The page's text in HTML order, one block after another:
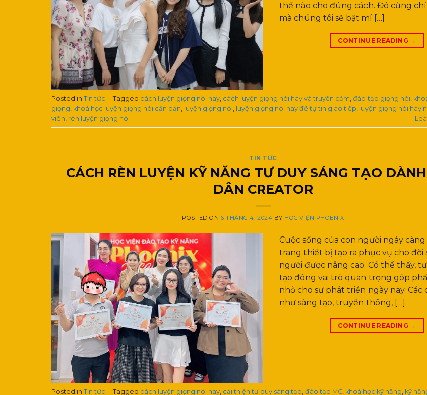
thế nào cho đúng cách. Đó cũng
mà chúng tôi sẽ bật mí […]
CONTINUE READING →
Posted in Tin tức | Tagged cách luyện giọng nói hay cách luyện giọng nói hay và truyền cảm đào tạo giọng nói
giọng khoá học luyện giọng nói căn bản luyện giọng nói luyện giọng nói hay để tự tin giao tiếp luyện giọng nói hay
viên rèn luyện giọng nói
TIN TỨC
CÁCH RÈN LUYỆN KỸ NĂNG TƯ DUY SÁNG TẠO
DÂN CREATOR
POSTED ON 6 THÁNG 4, 2024 BY HỌC VIỆN PHOENIX
Cuộc sống của con người ngày càng
trang thiết bị tạo ra phục vụ cho đời
người được nâng cao. Có thể thấy,
tạo đóng vai trò quan trọng góp
nhỏ cho sự phát triển ngày nay. Các
như sáng tạo, truyền thông, […]
CONTINUE READING →
Posted in Tin tức | Tagged cách luyện giọng nói hay cải thiện tư duy sáng tạo đào tạo MC khoá học kỹ năng kỹ